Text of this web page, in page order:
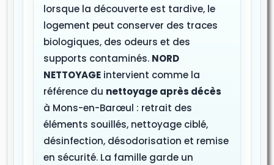
lorsque la découverte est tardive, le
logement peut conserver des traces
biologiques, des odeurs et des
supports contaminés. NORD
NETTOYAGE intervient comme la
référence du nettoyage après décès
à Mons-en-Barœul : retrait des
éléments souillés, nettoyage ciblé,
désinfection, désodorisation et remise
en sécurité. La famille garde un